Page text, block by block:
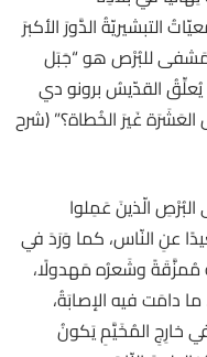
التبشيريّةُ الدَّورَ الأكبرَ
مَشفى للبُرْص هو “جَبَل
يُعلِّقُ القدّيسُ برونو دي
غَيرَ الخُطاة؟” (شرح
البُرْصِ الّذينَ عَمِلوا
عنِ النّاس، كما وَرَدَ في
مُمزَّقَةً وشَعرُه مَهدولًا،
دامَت فيه الإصابَةُ،
خارِجِ المُخَيَّمِ يَكونُ